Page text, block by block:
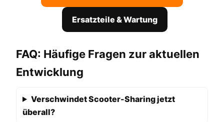
Ersatzteile & Wartung
FAQ: Häufige Fragen zur aktuellen
Entwicklung
Verschwindet Scooter-Sharing jetzt
überall?